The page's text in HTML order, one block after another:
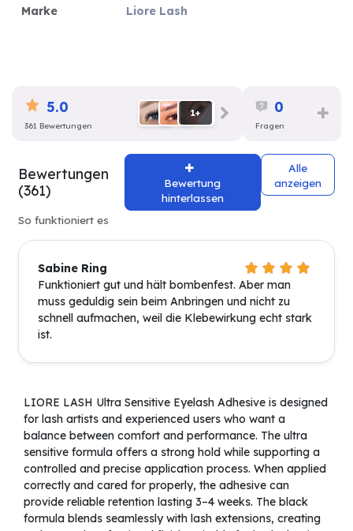
Marke
Liore Lash
5.0
361 Bewertungen
1+ 0
Fragen
Bewertungen
(361)
Bewertung
hinterlassen
Alle
anzeigen
So funktioniert es
Sabine Ring
Funktioniert gut und hält bombenfest. Aber man
muss geduldig sein beim Anbringen und nicht zu
schnell aufmachen, weil die Klebewirkung echt stark
ist.
LIORE LASH Ultra Sensitive Eyelash Adhesive is designed
for lash artists and experienced users who want a
balance between comfort and performance. The ultra
sensitive formula offers a strong hold while supporting a
controlled and precise application process. When applied
correctly and cared for properly, the adhesive can
provide reliable retention lasting 3–4 weeks. The black
formula blends seamlessly with lash extensions, creating